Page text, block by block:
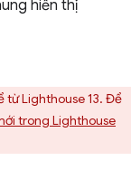
hiển thị
từ Lighthouse 13. Để
trong Lighthouse